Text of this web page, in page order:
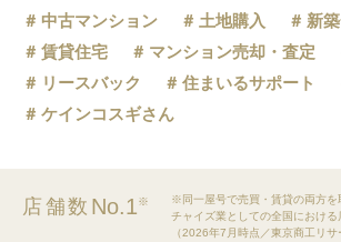
中古マンション
土地購入
新
賃貸住宅
マンション売却・査定
リースバック
住まいるサポート
ケインコスギさん
店舗数 No.1※
※同一屋号で売買・賃貸の両方を
チャイズ業としての全国における
（2026年7月時点／東京商工リサ